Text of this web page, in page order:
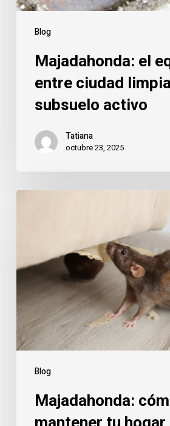
Blog
Majadahonda: el
entre ciudad
subsuelo activo
Tatiana
octubre 23, 2025
Blog
hogar
roedores
con
la
llegada
Majadahonda: